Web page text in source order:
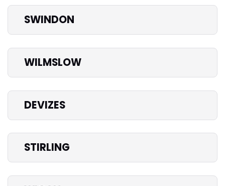
SWINDON
WILMSLOW
DEVIZES
STIRLING